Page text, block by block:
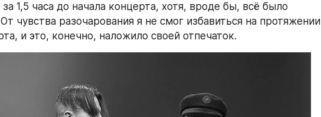
за 1,5 часа до начала концерта, хотя, вроде бы, всё было
чувства разочарования я не смог избавиться на протяжении
и это, конечно, наложило своей отпечаток.